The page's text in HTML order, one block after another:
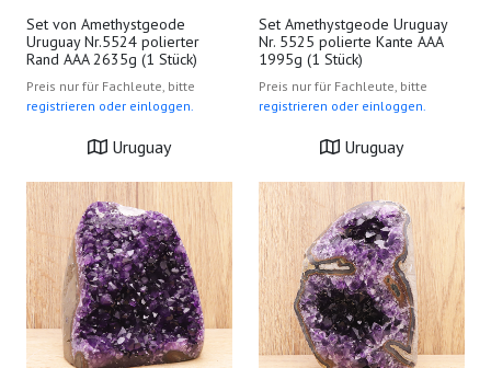
Set von Amethystgeode
Uruguay Nr.5524 polierter
Rand AAA 2635g (1 Stück)
Preis nur für Fachleute, bitte
registrieren oder einloggen.
Uruguay
Set Amethystgeode Uruguay
Nr. 5525 polierte Kante AAA
1995g (1 Stück)
Preis nur für Fachleute, bitte
registrieren oder einloggen.
Uruguay